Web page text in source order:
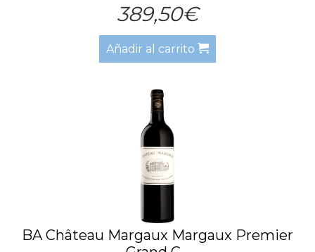
389,50€
Añadir al carrito
BA Château Margaux Margaux Premier